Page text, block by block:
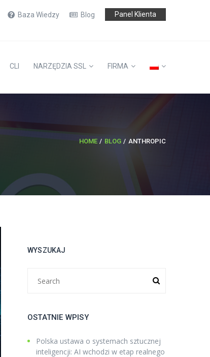
Baza Wiedzy Blog Panel Klienta
CLI NARZĘDZIA SSL FIRMA
HOME BLOG ANTHROPIC
WYSZUKAJ
OSTATNIE WPISY
Polska ustawa o systemach sztucznej
inteligencji: AI wchodzi w etap realnego